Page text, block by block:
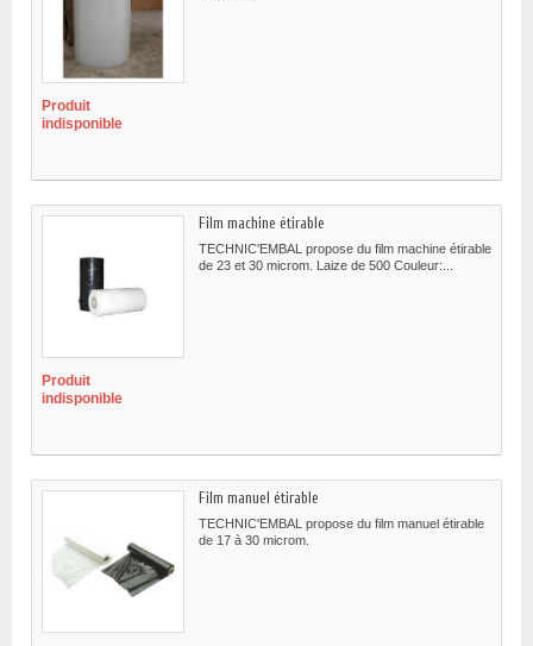
Produit
indisponible
Film machine étirable
TECHNIC'EMBAL propose du film machine étirable
de 23 et 30 microm. Laize de 500 Couleur:...
Produit
indisponible
Film manuel étirable
TECHNIC'EMBAL propose du film manuel étirable
de 17 à 30 microm.